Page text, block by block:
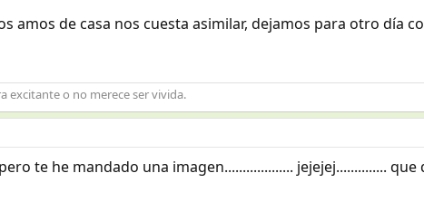
amos de casa nos cuesta asimilar, dejamos para otro día
excitante o no merece ser vivida.
te he mandado una imagen................... jejejej..............